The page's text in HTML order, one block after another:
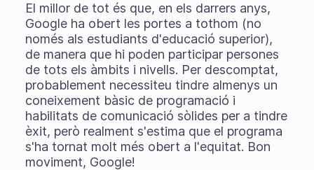
El millor de tot és que, en els darrers anys,
Google ha obert les portes a tothom (no
només als estudiants d'educació superior),
de manera que hi poden participar persones
de tots els àmbits i nivells. Per descomptat,
probablement necessiteu tindre almenys un
coneixement bàsic de programació i
habilitats de comunicació sòlides per a tindre
èxit, però realment s'estima que el programa
s'ha tornat molt més obert a l'equitat. Bon
moviment, Google!